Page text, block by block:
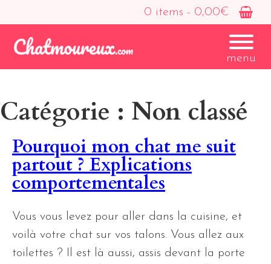
0 items - 0,00€
menu
Catégorie : Non classé
Pourquoi mon chat me suit
partout ? Explications
comportementales
Vous vous levez pour aller dans la cuisine, et
voilà votre chat sur vos talons. Vous allez aux
toilettes ? Il est là aussi, assis devant la porte